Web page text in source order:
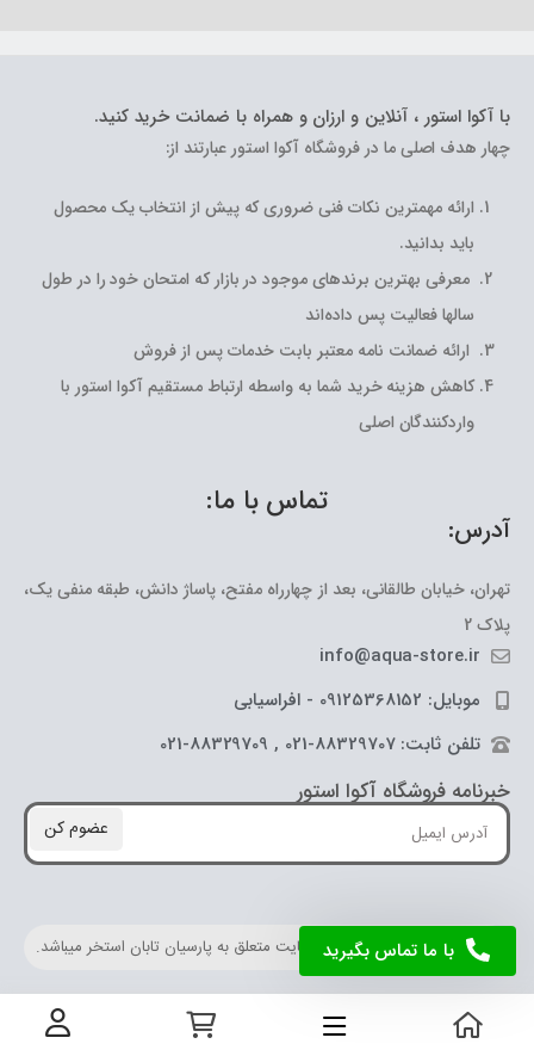
با آکوا استور ، آنلاین و ارزان و همراه با ضمانت خرید کنید.
چهار هدف اصلی ما در فروشگاه آکوا استور عبارتند از:
ارائه مهمترین نکات فنی ضروری که پیش از انتخاب یک محصول
باید بدانید.
معرفی بهترین برندهای موجود در بازار که امتحان خود را در طول
سالها فعالیت پس داده‌اند
ارائه ضمانت نامه معتبر بابت خدمات پس از فروش
کاهش هزینه خرید شما به واسطه ارتباط مستقیم آکوا استور با
واردکنندگان اصلی
تماس با ما:
آدرس:
تهران، خیابان طالقانی، بعد از چهارراه مفتح، پاساژ دانش، طبقه منفی یک،
پلاک 2
info@aqua-store.ir
موبایل: 09125368152 - افراسیابی
تلفن ثابت: 88329707-021 , 88329709-021
خبرنامه فروشگاه آکوا استور
عضوم کن
کلیه حقوق مادی و معنوی این سایت متعلق به پارسیان تابان استخر میباشد.
با ما تماس بگیرید